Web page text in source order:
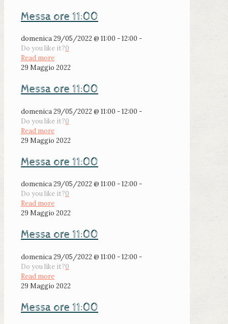
Messa ore 11:00
domenica 29/05/2022 @ 11:00 - 12:00 -
Do you like it?0
Read more
29 Maggio 2022
Messa ore 11:00
domenica 29/05/2022 @ 11:00 - 12:00 -
Do you like it?0
Read more
29 Maggio 2022
Messa ore 11:00
domenica 29/05/2022 @ 11:00 - 12:00 -
Do you like it?0
Read more
29 Maggio 2022
Messa ore 11:00
domenica 29/05/2022 @ 11:00 - 12:00 -
Do you like it?0
Read more
29 Maggio 2022
Messa ore 11:00